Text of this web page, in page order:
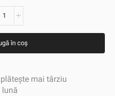
în coș
mai târziu
lună